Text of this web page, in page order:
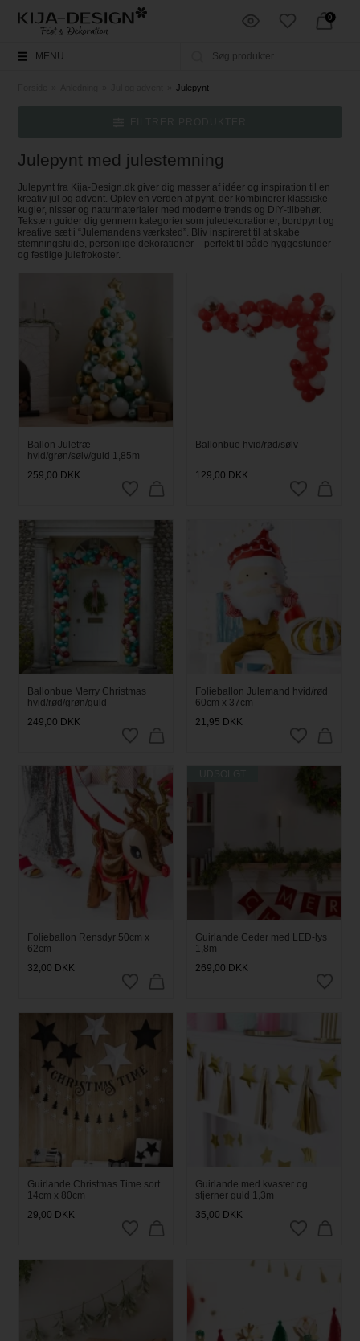
0
MENU
Julepynt
Julepynt med julestemning
Julepynt fra Kija‑Design.dk giver dig masser af idéer og inspiration til en
kreativ jul og advent. Oplev en verden af pynt, der kombinerer klassiske
kugler, nisser og naturmaterialer med moderne trends og DIY‑tilbehør.
Teksten guider dig gennem kategorier som juledekorationer, bordpynt og
kreative sæt i “Julemandens værksted”. Bliv inspireret til at skabe
stemningsfulde, personlige dekorationer – perfekt til både hyggestunder
og festlige julefrokoster.
Ballon Juletræ
hvid/grøn/sølv/guld 1,85m
259,00 DKK
Ballonbue hvid/rød/sølv
129,00 DKK
Ballonbue Merry Christmas
hvid/rød/grøn/guld
249,00 DKK
Folieballon Julemand hvid/rød
60cm x 37cm
21,95 DKK
Folieballon Rensdyr 50cm x
62cm
32,00 DKK
Guirlande Ceder med LED-lys
1,8m
269,00 DKK
Guirlande Christmas Time sort
14cm x 80cm
29,00 DKK
Guirlande med kvaster og
stjerner guld 1,3m
35,00 DKK